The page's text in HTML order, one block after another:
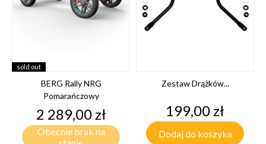
sold out
BERG Rally NRG
Pomarańczowy
Cena
2 289,00 zł
Obecnie brak na
Zestaw Drążków...
Cena
199,00 zł
Dodaj do koszyka